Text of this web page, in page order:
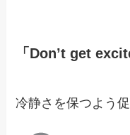
「Don’t get
冷静さを保つよう促